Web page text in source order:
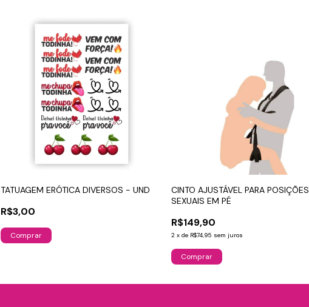
TATUAGEM ERÓTICA DIVERSOS - UND
R$3,00
Comprar
CINTO AJUSTÁVEL PARA POSIÇÕES
SEXUAIS EM PÉ
R$149,90
2 x de R$74,95 sem juros